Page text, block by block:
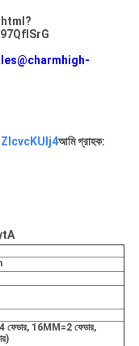
আমি গ্রাহক:
16MM=2 ফেডার,